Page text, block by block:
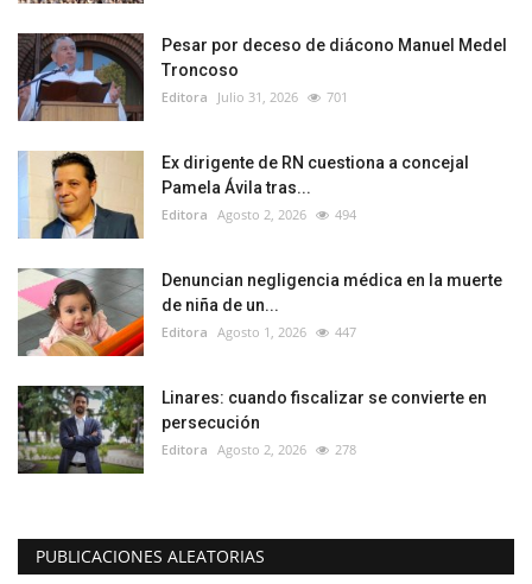
Pesar por deceso de diácono Manuel Medel
Troncoso
Editora Julio 31, 2026 701
Ex dirigente de RN cuestiona a concejal
Pamela Ávila tras...
Editora Agosto 2, 2026 494
Denuncian negligencia médica en la muerte
de niña de un...
Editora Agosto 1, 2026 447
Linares: cuando fiscalizar se convierte en
persecución
Editora Agosto 2, 2026 278
PUBLICACIONES ALEATORIAS